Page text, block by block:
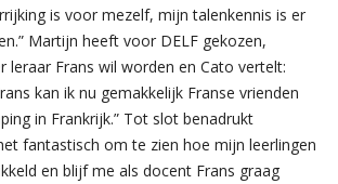
is voor mezelf, mijn talenkennis is er
Martijn heeft voor DELF gekozen,
leraar Frans wil worden en Cato vertelt:
kan ik nu gemakkelijk Franse vrienden
in Frankrijk.” Tot slot benadrukt
fantastisch om te zien hoe mijn leerlingen
en blijf me als docent Frans graag